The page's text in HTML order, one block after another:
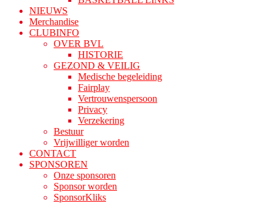
NIEUWS
Merchandise
CLUBINFO
OVER BVL
HISTORIE
GEZOND & VEILIG
Medische begeleiding
Fairplay
Vertrouwenspersoon
Privacy
Verzekering
Bestuur
Vrijwilliger worden
CONTACT
SPONSOREN
Onze sponsoren
Sponsor worden
SponsorKliks